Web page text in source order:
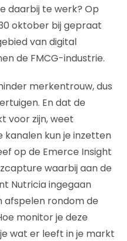
daarbij te werk? Op
oktober bij gepraat
van digital
de FMCG-industrie.
merkentrouw, dus
En dat de
voor zijn, weet
kanalen kun je inzetten
op de Emerce Insight
waarbij aan de
Nutricia ingegaan
afspelen rondom de
monitor je deze
wat er leeft in je markt